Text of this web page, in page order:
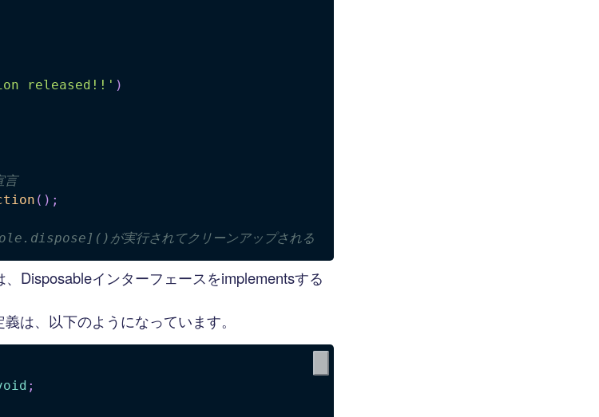
released!!' )
( ) ;
が実行されてクリーンアップされる
Disposableインターフェースをimplementsする
は、以下のようになっています。
;